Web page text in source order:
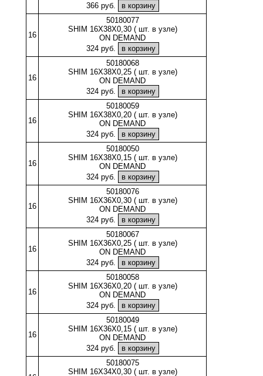
366 руб.
16
50180077
SHIM 16X38X0,30 ( шт. в узле)
ON DEMAND
324 руб.
16
50180068
SHIM 16X38X0,25 ( шт. в узле)
ON DEMAND
324 руб.
16
50180059
SHIM 16X38X0,20 ( шт. в узле)
ON DEMAND
324 руб.
16
50180050
SHIM 16X38X0,15 ( шт. в узле)
ON DEMAND
324 руб.
16
50180076
SHIM 16X36X0,30 ( шт. в узле)
ON DEMAND
324 руб.
16
50180067
SHIM 16X36X0,25 ( шт. в узле)
ON DEMAND
324 руб.
16
50180058
SHIM 16X36X0,20 ( шт. в узле)
ON DEMAND
324 руб.
16
50180049
SHIM 16X36X0,15 ( шт. в узле)
ON DEMAND
324 руб.
50180075
SHIM 16X34X0,30 ( шт. в узле)